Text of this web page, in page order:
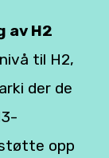
av H2
til H2,
der de
opp